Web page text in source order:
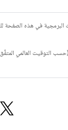
البرمجية في هذه